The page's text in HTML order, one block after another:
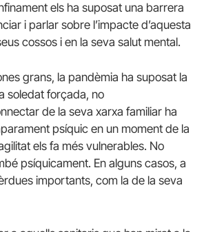
els ha suposat una barrera
i parlar sobre l’impacte d’aquesta
cossos i en la seva salut mental.
grans, la pandèmia ha suposat la
soledat forçada, no
de la seva xarxa familiar ha
psíquic en un moment de la
els fa més vulnerables. No
psíquicament. En alguns casos, a
importants, com la de la seva